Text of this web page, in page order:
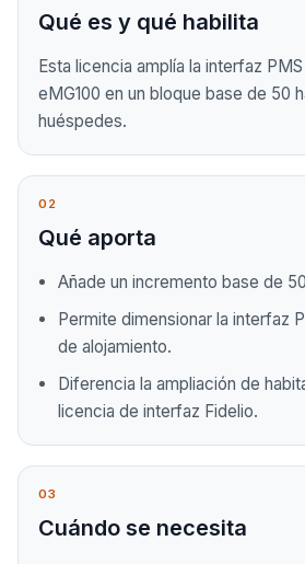
Qué es y qué habilita
Esta licencia amplía la interfaz
eMG100 en un bloque base de 50
huéspedes.
02
Qué aporta
Añade un incremento base de
Permite dimensionar la interfaz
de alojamiento.
Diferencia la ampliación de
licencia de interfaz Fidelio.
03
Cuándo se necesita